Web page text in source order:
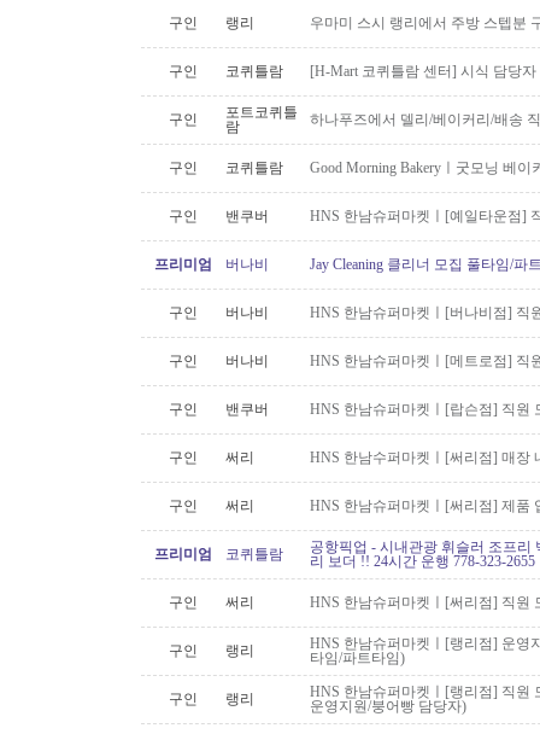
구인 랭리 우마미 스시 랭리에서 주방 스텝분
구인 코퀴틀람 [H-Mart 코퀴틀람 센터] 시식 담당
구인
포트코퀴틀
람
하나푸즈에서 델리/베이커리/배송
구인 코퀴틀람 Good Morning Bakeryㅣ굿모닝 베
구인 밴쿠버 HNS 한남슈퍼마켓ㅣ[예일타운점]
프리미엄 버나비 Jay Cleaning 클리너 모집 풀타임/파
구인 버나비 HNS 한남슈퍼마켓ㅣ[버나비점] 직
구인 버나비 HNS 한남슈퍼마켓ㅣ[메트로점] 직
구인 밴쿠버 HNS 한남슈퍼마켓ㅣ[랍슨점] 직원
구인 써리 HNS 한남수퍼마켓ㅣ[써리점] 매장
구인 써리 HNS 한남슈퍼마켓ㅣ[써리점] 제품
프리미엄 코퀴틀람
공항픽업 - 시내관광 휘슬러 조프
리 보더 !! 24시간 운행 778-323-2655
구인 써리 HNS 한남슈퍼마켓ㅣ[써리점] 직원
구인 랭리
HNS 한남슈퍼마켓ㅣ[랭리점] 운영
타임/파트타임)
구인 랭리
HNS 한남슈퍼마켓ㅣ[랭리점] 직원
운영지원/붕어빵 담당자)